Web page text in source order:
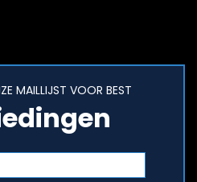
MAILLIJST VOOR BEST